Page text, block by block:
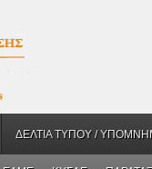
ΔΕΛΤΙΑ ΤΥΠΟΥ /